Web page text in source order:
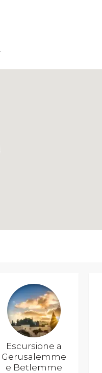
Escursione a
Gerusalemme
e Betlemme